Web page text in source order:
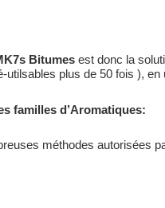
Bitumes est donc la
utilsables plus de 50 fois ),
familles d’Aromatiques:
méthodes autorisées